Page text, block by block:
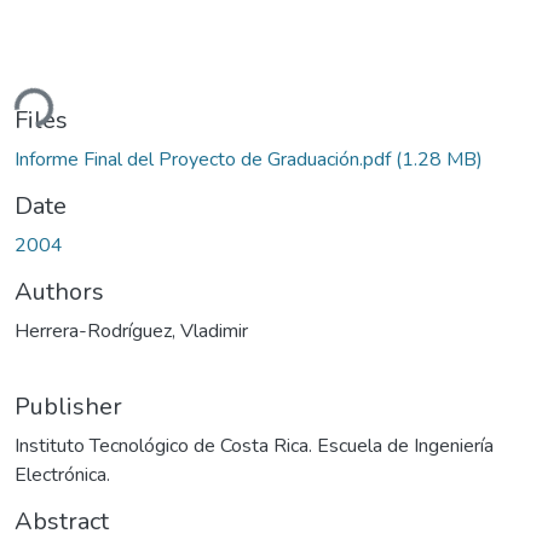
Files
Informe Final del Proyecto de Graduación.pdf(1.28 MB)
Date
2004
Authors
Herrera-Rodríguez, Vladimir
Publisher
Instituto Tecnológico de Costa Rica. Escuela de Ingeniería
Electrónica.
Abstract